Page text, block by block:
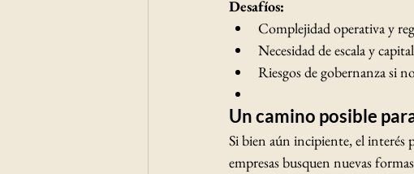
Desafíos:
Complejidad operativa y
Necesidad de escala y
Riesgos de gobernanza si
Un camino posible
Si bien aún incipiente, el interés
empresas busquen nuevas